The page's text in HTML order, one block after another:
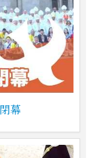
幕